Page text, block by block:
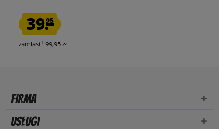
39.95
zamiast1 99,95 zł
Firma
Usługi